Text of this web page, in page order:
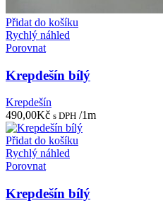
Přidat do košíku
Rychlý náhled
Porovnat
Krepdešín bílý
Krepdešín
490,00Kč s DPH /1m
Přidat do košíku
Rychlý náhled
Porovnat
Krepdešín bílý